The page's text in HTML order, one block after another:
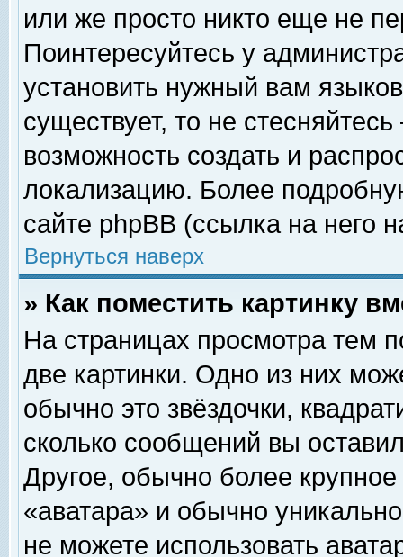
или же просто никто еще не
Поинтересуйтесь у
установить нужный вам
существует, то не
возможность создать и
локализацию. Более
сайте phpBB (ссылка на него
Вернуться наверх
» Как поместить картинку
На страницах просмотра тем
две картинки. Одно из них
обычно это звёздочки,
сколько сообщений вы
Другое, обычно более
«аватара» и обычно
не можете использовать